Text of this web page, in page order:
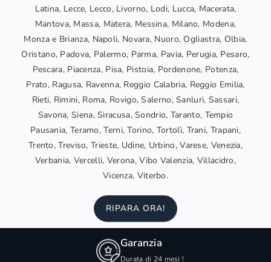
Latina, Lecce, Lecco, Livorno, Lodi, Lucca, Macerata,
Mantova, Massa, Matera, Messina, Milano, Modena,
Monza e Brianza, Napoli, Novara, Nuoro, Ogliastra, Olbia,
Oristano, Padova, Palermo, Parma, Pavia, Perugia, Pesaro,
Pescara, Piacenza, Pisa, Pistoia, Pordenone, Potenza,
Prato, Ragusa, Ravenna, Reggio Calabria, Reggio Emilia,
Rieti, Rimini, Roma, Rovigo, Salerno, Sanluri, Sassari,
Savona, Siena, Siracusa, Sondrio, Taranto, Tempio
Pausania, Teramo, Terni, Torino, Tortolì, Trani, Trapani,
Trento, Treviso, Trieste, Udine, Urbino, Varese, Venezia,
Verbania, Vercelli, Verona, Vibo Valenzia, Villacidro,
Vicenza, Viterbo.
RIPARA ORA!
Garanzia
Durata di 24 mesi !